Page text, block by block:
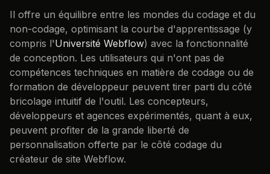
Il offre un équilibre entre les mondes du codage et du
non-codage, optimisant la courbe d'apprentissage (y
compris l'Université Webflow) avec la fonctionnalité
de conception. Les utilisateurs qui n'ont pas de
compétences techniques en matière de codage ou de
formation de développeur peuvent tirer parti du côté
bricolage intuitif de l'outil. Les concepteurs,
développeurs et agences expérimentés, quant à eux,
peuvent profiter de la grande liberté de
personnalisation offerte par le côté codage du
créateur de site Webflow.